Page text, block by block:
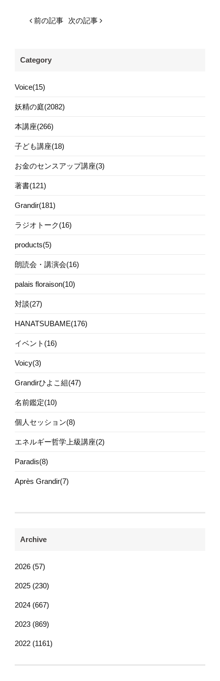
前の記事 次の記事
Category
Voice(15)
妖精の庭(2082)
本講座(266)
子ども講座(18)
お金のセンスアップ講座(3)
著書(121)
Grandir(181)
ラジオトーク(16)
products(5)
朗読会・講演会(16)
palais floraison(10)
対談(27)
HANATSUBAME(176)
イベント(16)
Voicy(3)
Grandirひよこ組(47)
名前鑑定(10)
個人セッション(8)
エネルギー哲学上級講座(2)
Paradis(8)
Après Grandir(7)
Archive
2026 (57)
2025 (230)
2024 (667)
2023 (869)
2022 (1161)